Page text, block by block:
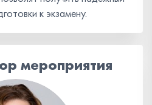
к экзамену.
мероприятия